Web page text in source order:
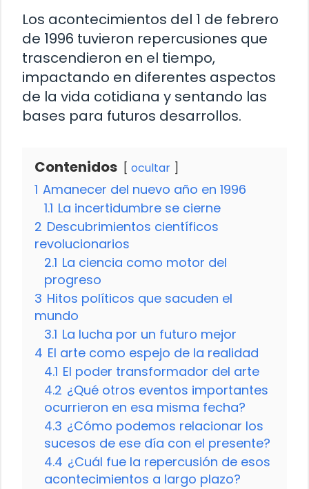
Los acontecimientos del 1 de febrero
de 1996 tuvieron repercusiones que
trascendieron en el tiempo,
impactando en diferentes aspectos
de la vida cotidiana y sentando las
bases para futuros desarrollos.
Contenidos ocultar
1 Amanecer del nuevo año en 1996
1.1 La incertidumbre se cierne
2 Descubrimientos científicos
revolucionarios
2.1 La ciencia como motor del
progreso
3 Hitos políticos que sacuden el
mundo
3.1 La lucha por un futuro mejor
4 El arte como espejo de la realidad
4.1 El poder transformador del arte
4.2 ¿Qué otros eventos importantes
ocurrieron en esa misma fecha?
4.3 ¿Cómo podemos relacionar los
sucesos de ese día con el presente?
4.4 ¿Cuál fue la repercusión de esos
acontecimientos a largo plazo?